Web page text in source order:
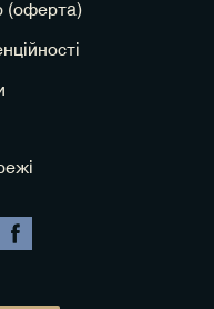
(оферта)